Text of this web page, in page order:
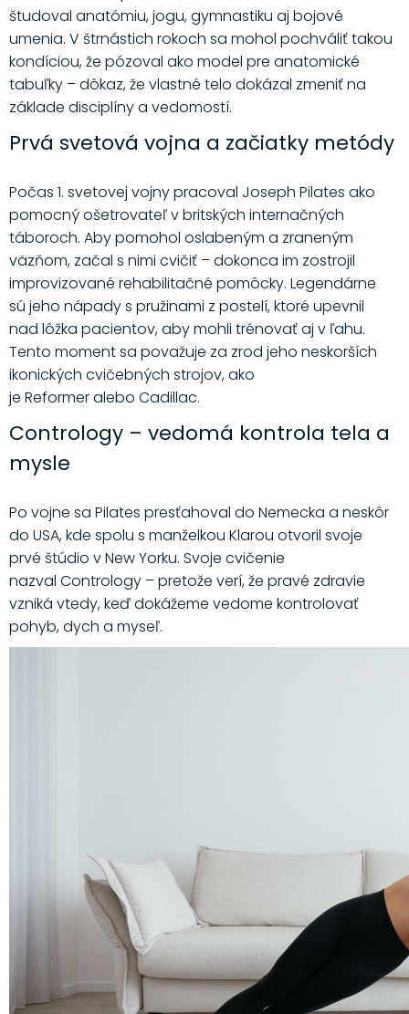
študoval anatómiu, jogu, gymnastiku aj bojové
umenia. V štrnástich rokoch sa mohol pochváliť takou
kondíciou, že pózoval ako model pre anatomické
tabuľky – dôkaz, že vlastné telo dokázal zmeniť na
základe disciplíny a vedomostí.
Prvá svetová vojna a začiatky metódy
Počas 1. svetovej vojny pracoval Joseph Pilates ako
pomocný ošetrovateľ v britských internačných
táboroch. Aby pomohol oslabeným a zraneným
väzňom, začal s nimi cvičiť – dokonca im zostrojil
improvizované rehabilitačné pomôcky. Legendárne
sú jeho nápady s pružinami z postelí, ktoré upevnil
nad lôžka pacientov, aby mohli trénovať aj v ľahu.
Tento moment sa považuje za zrod jeho neskorších
ikonických cvičebných strojov, ako
je Reformer alebo Cadillac.
Contrology – vedomá kontrola tela a
mysle
Po vojne sa Pilates presťahoval do Nemecka a neskôr
do USA, kde spolu s manželkou Klarou otvoril svoje
prvé štúdio v New Yorku. Svoje cvičenie
nazval Contrology – pretože verí, že pravé zdravie
vzniká vtedy, keď dokážeme vedome kontrolovať
pohyb, dych a myseľ.